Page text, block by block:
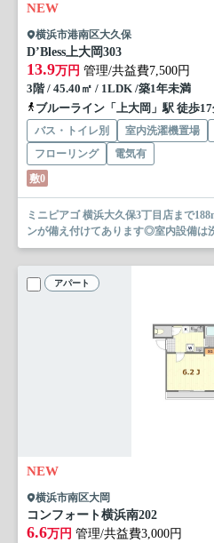
NEW
横浜市港南区大久保
D’Bless上大岡303
13.9万円 管理/共益費7,500円
3階 / 45.40㎡ / 1LDK /築1年未満
ブルーライン「上大岡」駅 徒歩
バス・トイレ別 室内洗濯機置場
フローリング
電気有
敷0
ミニピアゴ 横浜大久保3丁目店まで
ンが備え付けてあります◎室内設備は
アパート
NEW
横浜市南区大岡
コンフォート横浜南202
6.6万円 管理/共益費3,000円